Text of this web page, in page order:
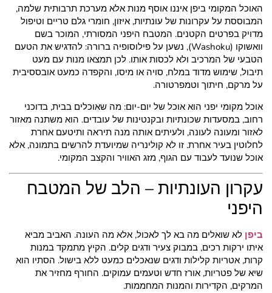
האוכל המקומי ביפן איננו אוסף מנות אלא מערכת תרבותית שלמה,
המבוססת על עקרונות של עונתיות, איזון, חומרי גלם טריים וטיפול
מדויק בפרטים הקטנים. המטבח היפני המסורתי, המוכר בשם
וואשוקו (Washoku), נשען על פילוסופיה ברורה: להדגיש את הטעם
הטבעי של המרכיב ולא לכסות אותו. לכן תמצאו מנות עם מעט
תיבול, שימוש מדוד במלח, סויה או מיסו, והקפדה כמעט אובססיבית
על מרקם, חיתוך וטמפרטורה.
אוכל מקומי יפני הוא אוכל של יום-יום: מה שאוכלים בבית, בדוכני
רחוב, במסעדות שכונתיות ובקנטינות של עובדים. הוא משתנה מאזור
לאזור ומעונה לעונה, ולעיתים אותה מנה תיראה ותיטעם אחרת
לחלוטין בעיר אחרת. זו לא קולינריה שמיועדת להרשים בתמונה, אלא
אוכל שנועד לעבוד עם הגוף, מזג האוויר והקצב המקומי.
עקרון העונתיות – הלב של המטבח
היפני
ביפן לא שואלים מה בא לך לאכול, אלא מה העונה. האביב מביא
איתו ירקות רכים, במבוק צעיר ודגים קלים. הקיץ מתמקד במנות
קרות, אטריות קלילות ודגים שנאכלים כמעט ללא בישול. הסתיו הוא
שיא של פטריות, אורז חדש וטעמים עמוקים. החורף מחזיר את
המרקים, הקדירות והמנות המחממות.